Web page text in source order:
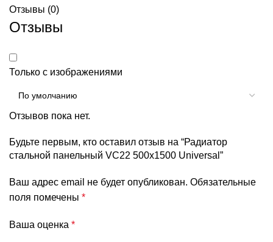
Отзывы (0)
Отзывы
Только с изображениями
Отзывов пока нет.
Будьте первым, кто оставил отзыв на “Радиатор
стальной панельный VC22 500х1500 Universal”
Ваш адрес email не будет опубликован. Обязательные
поля помечены *
Ваша оценка *